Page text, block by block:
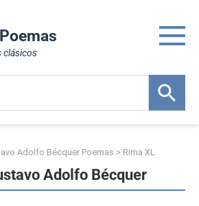
clásicos
Adolfo Bécquer Poemas > Rima XL
Adolfo Bécquer